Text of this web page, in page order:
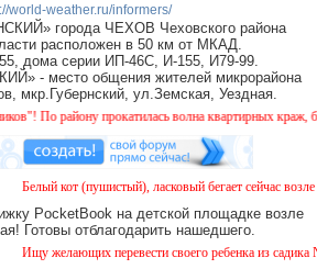
world-weather.ru/informers/
города ЧЕХОВ Чеховского района
расположен в 50 км от МКАД.
дома серии ИП-46С, И-155, И79-99.
- место общения жителей микрорайона
мкр.Губернский, ул.Земская, Уездная.
району прокатилась волна квартирных краж,
Белый кот (пушистый), ласковый бегает сейчас
PocketBook на детской площадке возле
Готовы отблагодарить нашедшего.
Ищу желающих перевести своего ребенка из садика